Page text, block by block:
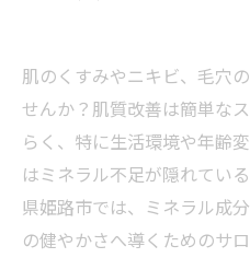
肌のくすみやニキビ、毛穴
せんか？肌質改善は簡単な
らく、特に生活環境や年齢
はミネラル不足が隠れてい
県姫路市では、ミネラル成
の健やかさへ導くためのサ